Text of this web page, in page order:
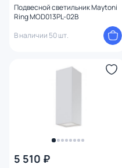
Подвесной светильник Maytoni
Ring MOD013PL-02B
В наличии 50 шт.
5 510 ₽